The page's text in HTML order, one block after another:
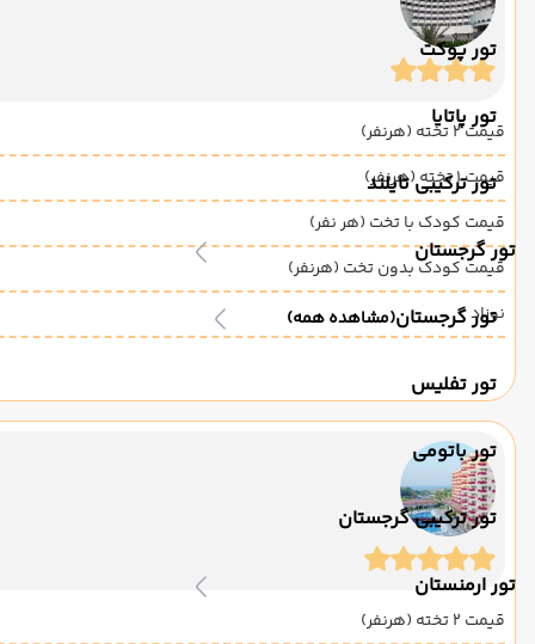
تور پوکت
تور پاتایا
تور ترکیبی تایلند
تور گرجستان
تور گرجستان(مشاهده همه)
تور تفلیس
تور باتومی
تور ترکیبی گرجستان
تور ارمنستان
قیمت 2 تخته (هرنفر)
قیمت 1 تخته (هرنفر)
قیمت کودک با تخت (هر نفر)
قیمت کودک بدون تخت (هرنفر)
نوزاد
قیمت 2 تخته (هرنفر)